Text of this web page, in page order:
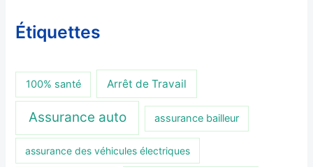
Étiquettes
100% santé Arrêt de Travail
Assurance auto assurance bailleur
assurance des véhicules électriques